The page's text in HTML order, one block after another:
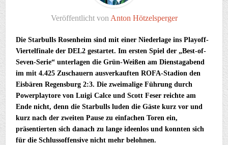
Veröffentlicht von Anton Hötzelsperger
Die Starbulls Rosenheim sind mit einer Niederlage ins Playoff-
Viertelfinale der DEL2 gestartet. Im ersten Spiel der „Best-of-
Seven-Serie“ unterlagen die Grün-Weißen am Dienstagabend
im mit 4.425 Zuschauern ausverkauften ROFA-Stadion den
Eisbären Regensburg 2:3. Die zweimalige Führung durch
Powerplaytore von Luigi Calce und Scott Feser reichte am
Ende nicht, denn die Starbulls luden die Gäste kurz vor und
kurz nach der zweiten Pause zu einfachen Toren ein,
präsentierten sich danach zu lange ideenlos und konnten sich
für die Schlussoffensive nicht mehr belohnen.